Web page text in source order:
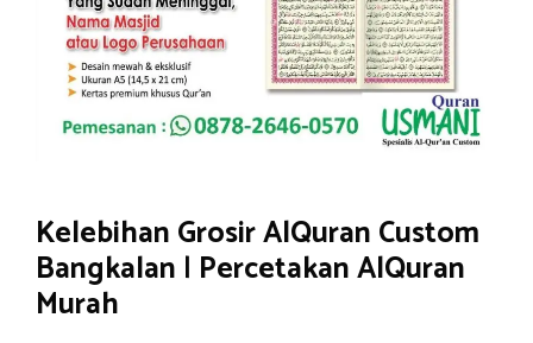
Kelebihan Grosir AlQuran Custom
Bangkalan | Percetakan AlQuran
Murah